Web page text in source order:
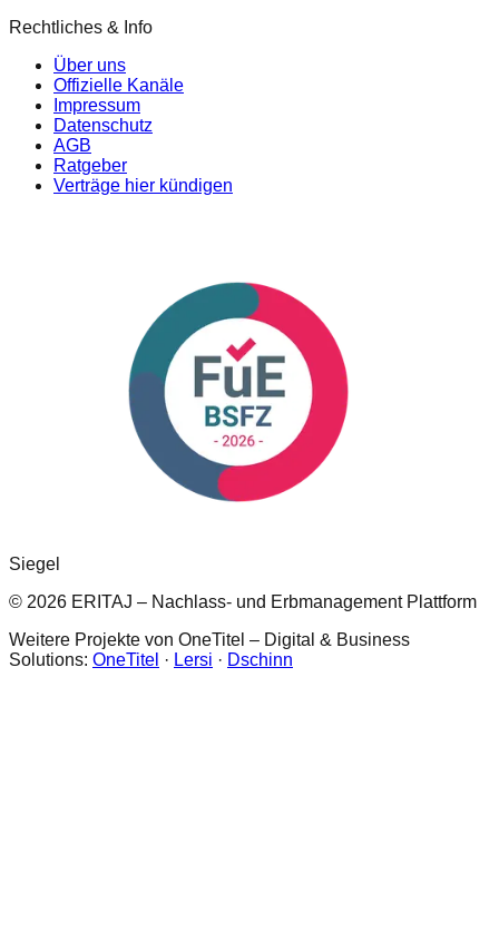
Rechtliches & Info
Über uns
Offizielle Kanäle
Impressum
Datenschutz
AGB
Ratgeber
Verträge hier kündigen
Siegel
© 2026 ERITAJ – Nachlass- und Erbmanagement Plattform
Weitere Projekte von OneTitel – Digital & Business
Solutions: OneTitel · Lersi · Dschinn